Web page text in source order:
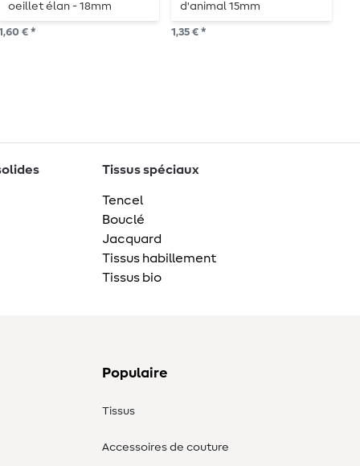
oeillet élan - 18mm
€ *
d'animal 15mm
1,35 € *
Tissus spéciaux
Tencel
Bouclé
Jacquard
Tissus habillement
Tissus bio
Populaire
Tissus
Accessoires de couture